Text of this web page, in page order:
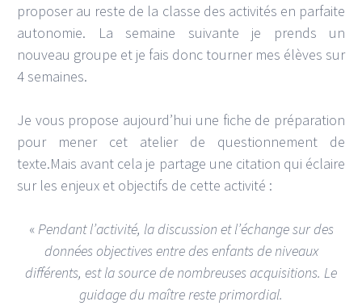
proposer au reste de la classe des activités en parfaite
autonomie. La semaine suivante je prends un
nouveau groupe et je fais donc tourner mes élèves sur
4 semaines.
Je vous propose aujourd’hui une fiche de préparation
pour mener cet atelier de questionnement de
texte.Mais avant cela je partage une citation qui éclaire
sur les enjeux et objectifs de cette activité :
«Pendant l’activité, la discussion et l’échange sur des
données objectives entre des enfants de niveaux
différents, est la source de nombreuses acquisitions. Le
guidage du maître reste primordial.